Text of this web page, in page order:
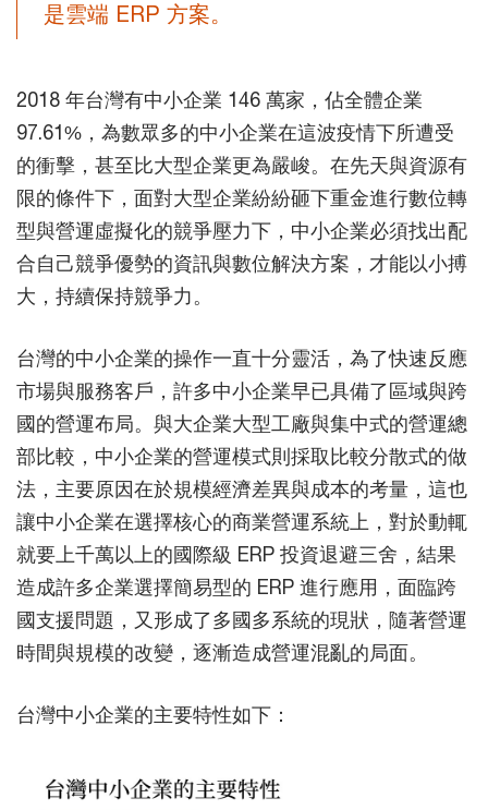
是雲端 ERP 方案。
2018 年台灣有中小企業 146 萬家，佔全體企業
97.61%，為數眾多的中小企業在這波疫情下所遭受
的衝擊，甚至比大型企業更為嚴峻。在先天與資源有
限的條件下，面對大型企業紛紛砸下重金進行數位轉
型與營運虛擬化的競爭壓力下，中小企業必須找出配
合自己競爭優勢的資訊與數位解決方案，才能以小搏
大，持續保持競爭力。
台灣的中小企業的操作一直十分靈活，為了快速反應
市場與服務客戶，許多中小企業早已具備了區域與跨
國的營運布局。與大企業大型工廠與集中式的營運總
部比較，中小企業的營運模式則採取比較分散式的做
法，主要原因在於規模經濟差異與成本的考量，這也
讓中小企業在選擇核心的商業營運系統上，對於動輒
就要上千萬以上的國際級 ERP 投資退避三舍，結果
造成許多企業選擇簡易型的 ERP 進行應用，面臨跨
國支援問題，又形成了多國多系統的現狀，隨著營運
時間與規模的改變，逐漸造成營運混亂的局面。
台灣中小企業的主要特性如下：